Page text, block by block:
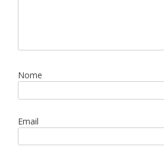
Nome
Email